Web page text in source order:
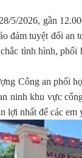
5/2026, gần
đảm tuyệt đối an
tình hình,
Công an phối
ninh khu vực
lợi nhất để các em